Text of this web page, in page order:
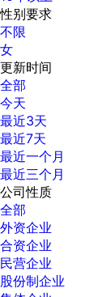
性别要求
不限
女
更新时间
全部
今天
最近3天
最近7天
最近一个月
最近三个月
公司性质
全部
外资企业
合资企业
民营企业
股份制企业